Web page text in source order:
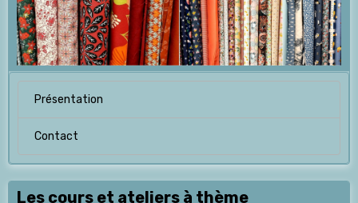
Présentation
Contact
Les cours et ateliers à thème